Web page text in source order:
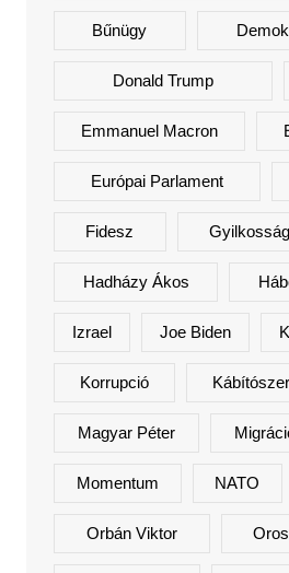
Bűnügy
Donald Trump
Emmanuel Macron
Európai Parlament
Fidesz Gyilkosság
Hadházy Ákos
Izrael Joe Biden
Korrupció Kábítószer
Magyar Péter
Momentum NATO
Orbán Viktor